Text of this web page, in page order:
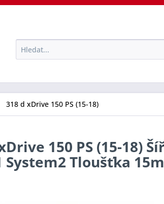
318 d xDrive 150 PS (15-18)
150 PS (15-18)
System2 Tloušťka